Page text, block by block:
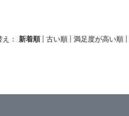
： 新着順 | 古い順 | 満足度が高い順 |